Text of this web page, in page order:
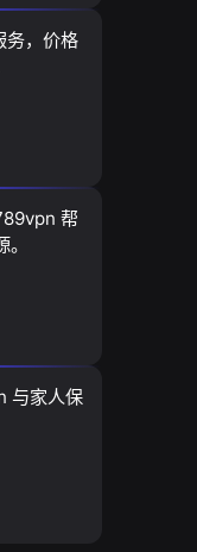
务，价格
帮
与家人保